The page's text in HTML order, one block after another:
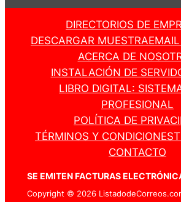
DIRECTORIOS DE
DESCARGAR MUESTRA
ACERCA DE
INSTALACIÓN DE
LIBRO DIGITAL:
PROFESIONAL
POLÍTICA DE
TÉRMINOS Y CONDICIONES
CONTACTO
SE EMITEN FACTURAS
Copyright © 2026